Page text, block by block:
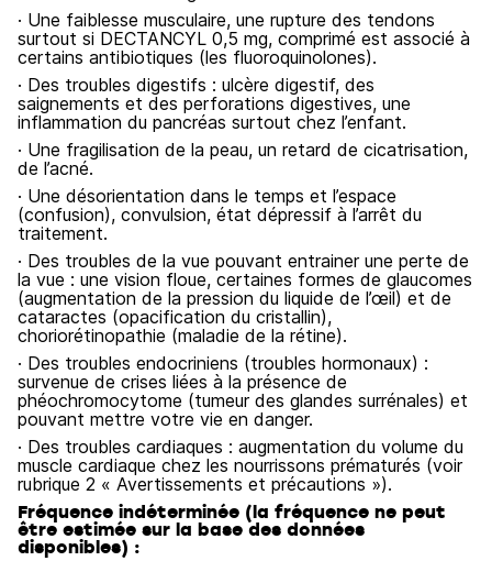
· Une faiblesse musculaire, une rupture des tendons
surtout si DECTANCYL 0,5 mg, comprimé est associé à
certains antibiotiques (les fluoroquinolones).
· Des troubles digestifs : ulcère digestif, des
saignements et des perforations digestives, une
inflammation du pancréas surtout chez l’enfant.
· Une fragilisation de la peau, un retard de cicatrisation,
de l’acné.
· Une désorientation dans le temps et l’espace
(confusion), convulsion, état dépressif à l’arrêt du
traitement.
· Des troubles de la vue pouvant entrainer une perte de
la vue : une vision floue, certaines formes de glaucomes
(augmentation de la pression du liquide de l’œil) et de
cataractes (opacification du cristallin),
choriorétinopathie (maladie de la rétine).
· Des troubles endocriniens (troubles hormonaux) :
survenue de crises liées à la présence de
phéochromocytome (tumeur des glandes surrénales) et
pouvant mettre votre vie en danger.
· Des troubles cardiaques : augmentation du volume du
muscle cardiaque chez les nourrissons prématurés (voir
rubrique 2 « Avertissements et précautions »).
Fréquence indéterminée (la fréquence ne peut
être estimée sur la base des données
disponibles) :